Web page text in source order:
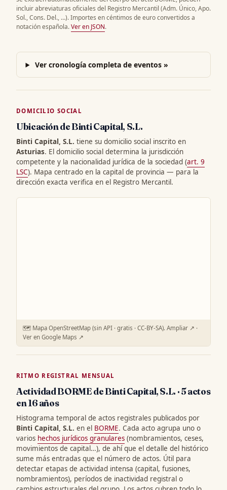
incluir abreviaturas oficiales del Registro Mercantil (Adm. Único, Apo.
Sol., Cons. Del., …). Importes en céntimos de euro convertidos a
notación española.Ver en JSON.
Ver cronología completa de eventos »
DOMICILIO SOCIAL
Ubicación de Binti Capital, S.L.
Binti Capital, S.L. tiene su domicilio social inscrito en
Asturias. El domicilio social determina la jurisdicción
competente y la nacionalidad jurídica de la sociedad (art. 9
LSC). Mapa centrado en la capital de provincia — para la
dirección exacta verifica en el Registro Mercantil.
🗺️ Mapa OpenStreetMap (sin API · gratis · CC-BY-SA). Ampliar ↗ ·
Ver en Google Maps ↗
RITMO REGISTRAL MENSUAL
Actividad BORME de Binti Capital, S.L. · 5 actos
en 16 años
Histograma temporal de actos registrales publicados por
Binti Capital, S.L. en el BORME. Cada acto agrupa uno o
varios hechos jurídicos granulares (nombramientos, ceses,
movimientos de capital…), de ahí que el detalle del histórico
sume más entradas que el número de actos. Útil para
detectar etapas de actividad intensa (capital, fusiones,
nombramientos), períodos de inactividad registral o